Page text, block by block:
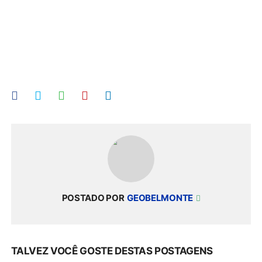
POSTADO POR GEOBELMONTE
TALVEZ VOCÊ GOSTE DESTAS POSTAGENS